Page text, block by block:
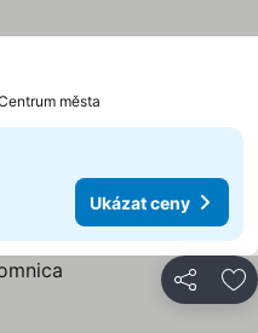
města
Ukázat ceny
Sdílet